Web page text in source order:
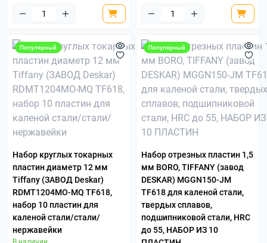
Популярный
Набор круглых токарных
пластин диаметр 12 мм
Tiffany (ЗАВОД Deskar)
RDMT1204MO-MQ TF618,
набор 10 пластин для
каленой стали/стали/
нержавейки
Популярный
Набор отрезных пластин 1,5
мм BORO, TIFFANY (завод
DESKAR) MGGN150-JM
TF618 для каленой стали,
твердых сплавов,
подшипниковой стали, HRC
до 55, НАБОР ИЗ 10